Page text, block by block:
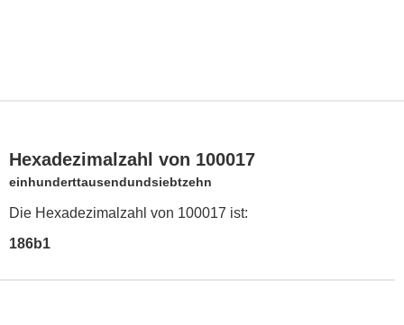
Hexadezimalzahl von 100017
einhunderttausendundsiebtzehn
Die Hexadezimalzahl von 100017 ist:
186b1